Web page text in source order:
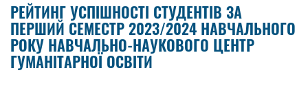
РЕЙТИНГ УСПІШНОСТІ СТУДЕНТІВ ЗА
ПЕРШИЙ СЕМЕСТР 2023/2024 НАВЧАЛЬНОГО
РОКУ НАВЧАЛЬНО-НАУКОВОГО ЦЕНТР
ГУМАНІТАРНОЇ ОСВІТИ